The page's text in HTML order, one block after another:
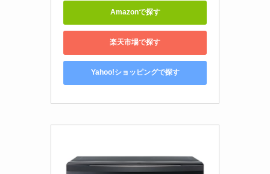
Amazonで探す
楽天市場で探す
Yahoo!ショッピングで探す